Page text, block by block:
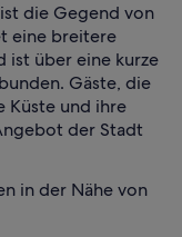
die Gegend von
eine breitere
ist über eine kurze
Gäste, die
Küste und ihre
der Stadt
in der Nähe von